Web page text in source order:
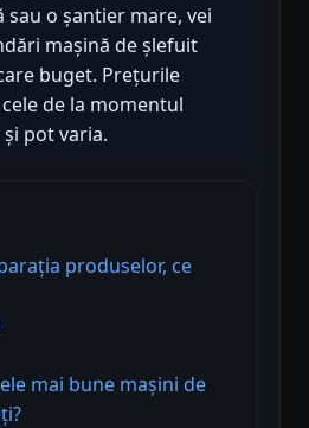
sau o șantier mare, vei
mașină de șlefuit
buget. Prețurile
de la momentul
pot varia.
produselor, ce
mai bune mașini de